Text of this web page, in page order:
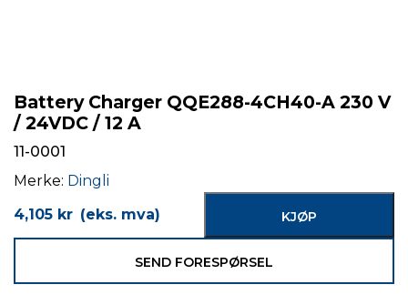
Battery Charger QQE288-4CH40-A 230 V
/ 24VDC / 12 A
11-0001
Merke: Dingli
KJØP
4,105 kr (eks. mva)
SEND FORESPØRSEL